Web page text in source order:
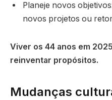
Planeje novos
novos projetos ou
Viver os 44 anos em
reinventar propósitos.
Mudanças